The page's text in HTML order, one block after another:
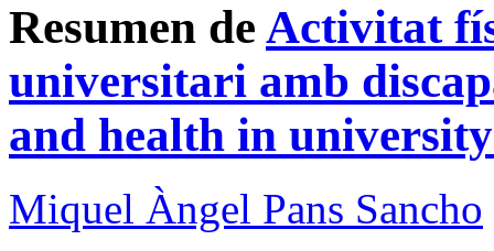
Resumen de Activitat
universitari amb
and health in
Miquel Àngel Pans Sancho